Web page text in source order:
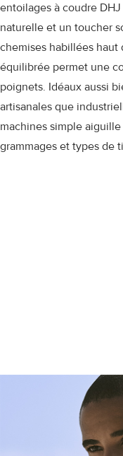
entoilages à coudre DHJ
naturelle et un toucher
chemises habillées haut
équilibrée permet une
poignets. Idéaux aussi
artisanales que
machines simple
grammages et types de